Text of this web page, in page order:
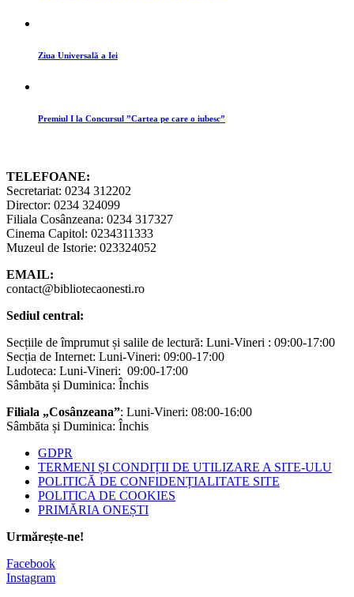
Ziua Universală a Iei
Premiul I la Concursul ”Cartea pe care o iubesc”
TELEFOANE:
Secretariat: 0234 312202
Director: 0234 324099
Filiala Cosânzeana: 0234 317327
Cinema Capitol: 0234311333
Muzeul de Istorie: 023324052
EMAIL:
contact@bibliotecaonesti.ro
Sediul central:
Secțiile de împrumut și salile de lectură: Luni-Vineri : 09:00-17:00
Secția de Internet: Luni-Vineri: 09:00-17:00
Ludoteca: Luni-Vineri: 09:00-17:00
Sâmbăta și Duminica: Închis
Filiala „Cosânzeana”: Luni-Vineri: 08:00-16:00
Sâmbăta și Duminica: Închis
GDPR
TERMENI ȘI CONDIȚII DE UTILIZARE A SITE-ULU
POLITICĂ DE CONFIDENȚIALITATE SITE
POLITICA DE COOKIES
PRIMĂRIA ONEȘTI
Urmărește-ne!
Facebook
Instagram